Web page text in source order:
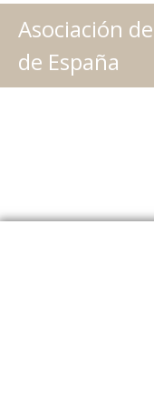
Asociación
de España